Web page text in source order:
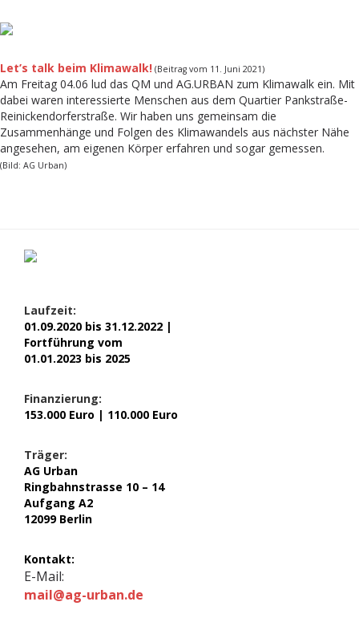
Let’s talk beim Klimawalk! (Beitrag vom 11. Juni 2021)
Am Freitag 04.06 lud das QM und AG.URBAN zum Klimawalk ein. Mit
dabei waren interessierte Menschen aus dem Quartier Pankstraße-
Reinickendorferstraße. Wir haben uns gemeinsam die
Zusammenhänge und Folgen des Klimawandels aus nächster Nähe
angesehen, am eigenen Körper erfahren und sogar gemessen.
(Bild: AG Urban)
Laufzeit:
01.09.2020 bis 31.12.2022 |
Fortführung vom
01.01.2023 bis 2025
Finanzierung:
153.000 Euro | 110.000 Euro
Träger:
AG Urban
Ringbahnstrasse 10 – 14
Aufgang A2
12099 Berlin
Kontakt:
E-Mail:
mail@ag-urban.de